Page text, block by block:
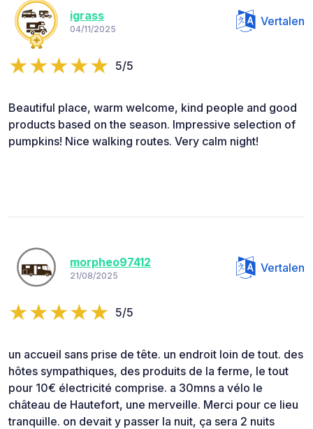
igrass
04/11/2025
Vertalen
5/5
Beautiful place, warm welcome, kind people and good
products based on the season. Impressive selection of
pumpkins! Nice walking routes. Very calm night!
morpheo97412
21/08/2025
Vertalen
5/5
un accueil sans prise de tête. un endroit loin de tout. des
hôtes sympathiques, des produits de la ferme, le tout
pour 10€ électricité comprise. a 30mns a vélo le
château de Hautefort, une merveille. Merci pour ce lieu
tranquille. on devait y passer la nuit, ça sera 2 nuits